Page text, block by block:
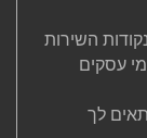
ניתן לאסוף משלוחים גם באחת מ-950 נקודות השירות
שופס בכל רחבי הארץ תוך 4 ימי עסקים
לך